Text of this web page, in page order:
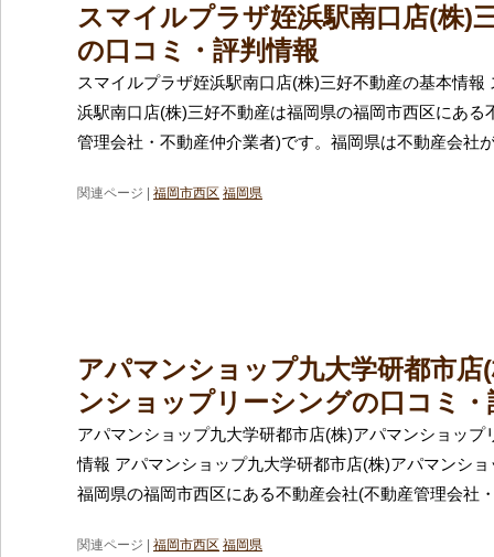
スマイルプラザ姪浜駅南口店(株)
の口コミ・評判情報
スマイルプラザ姪浜駅南口店(株)三好不動産の基本情報
浜駅南口店(株)三好不動産は福岡県の福岡市西区にある
管理会社・不動産仲介業者)です。福岡県は不動産会社
関連ページ | 福岡市西区 福岡県
アパマンショップ九大学研都市店
ンショップリーシングの口コミ・
アパマンショップ九大学研都市店(株)アパマンショップ
情報 アパマンショップ九大学研都市店(株)アパマンシ
福岡県の福岡市西区にある不動産会社(不動産管理会社
関連ページ | 福岡市西区 福岡県